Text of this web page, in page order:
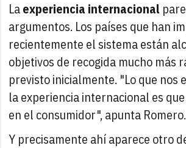
Laexperiencia internacional
argumentos. Los países que han
recientemente el sistema están
objetivos de recogida mucho más
previsto inicialmente. "Lo que nos
la experiencia internacional es
en el consumidor", apunta Romero.
Y precisamente ahí aparece otro